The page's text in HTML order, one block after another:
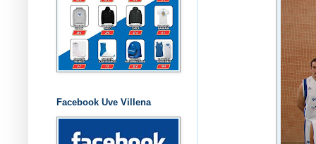
Facebook Uve Villena